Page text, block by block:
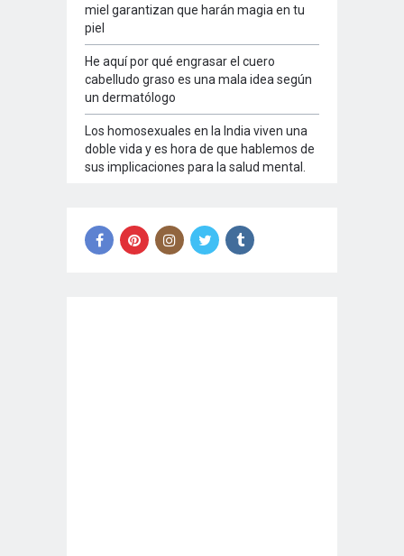
miel garantizan que harán magia en tu
piel
He aquí por qué engrasar el cuero
cabelludo graso es una mala idea según
un dermatólogo
Los homosexuales en la India viven una
doble vida y es hora de que hablemos de
sus implicaciones para la salud mental.